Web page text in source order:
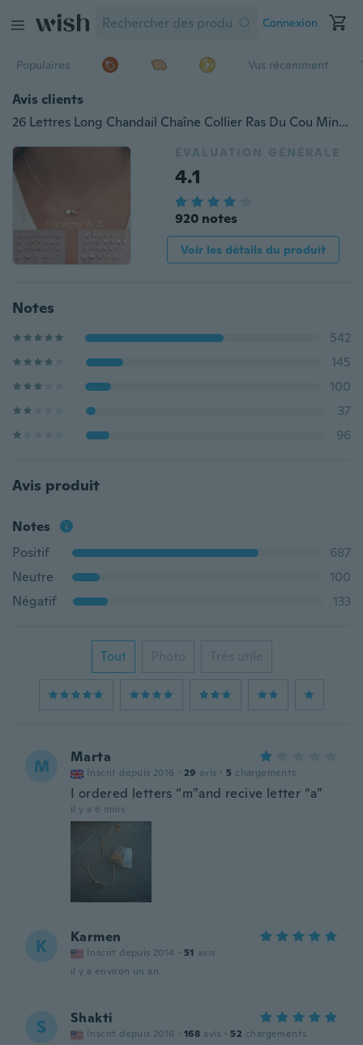
Connexion
Populaires Vus récemment
Avis clients
26 Lettres Long Chandail Chaîne Collier Ras Du Cou Minuscule Amour Coeur Pendentifs pour Femmes Chaîne Collier
ÉVALUATION GÉNÉRALE
4.1
920 notes
Voir les détails du produit
Notes
542
145
100
37
96
Avis produit
Notes
Positif
687
Neutre
100
Négatif
133
Tout Photo Très utile
M Marta
Inscrit depuis 2016 · 29 avis · 5 chargements
I ordered letters “m”and recive letter “a”
il y a 6 mois
K Karmen
Inscrit depuis 2014 · 51 avis
il y a environ un an
S Shakti
Inscrit depuis 2016 · 168 avis · 52 chargements